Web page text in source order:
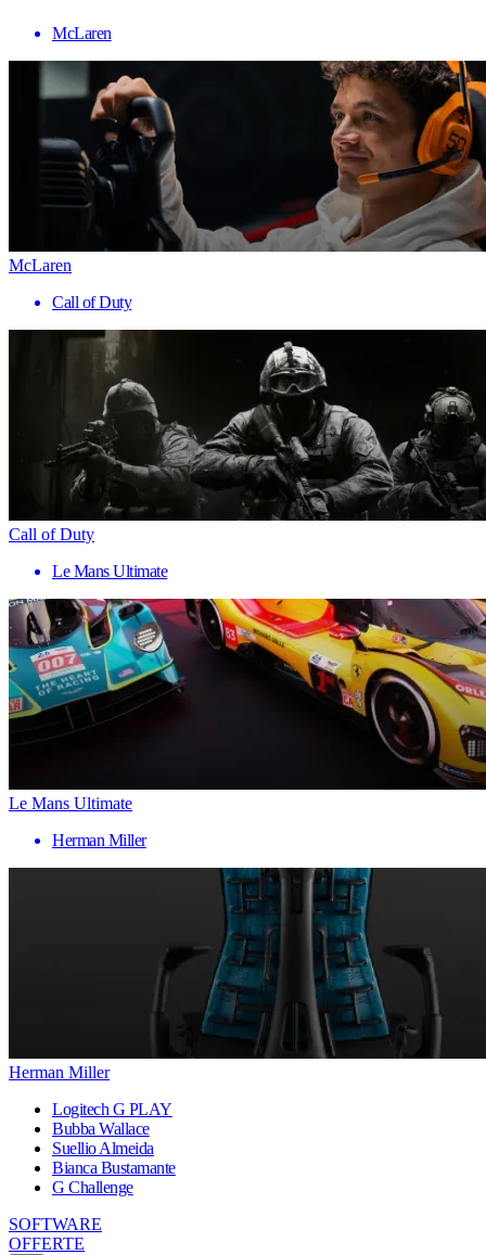
McLaren
McLaren
Call of Duty
Call of Duty
Le Mans Ultimate
Le Mans Ultimate
Herman Miller
Herman Miller
Logitech G PLAY
Bubba Wallace
Suellio Almeida
Bianca Bustamante
G Challenge
SOFTWARE
OFFERTE